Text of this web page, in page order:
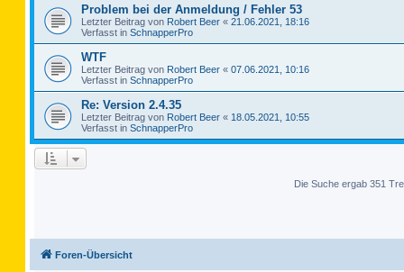
Problem bei der Anmeldung / Fehler 53
Letzter Beitrag von Robert Beer « 21.06.2021, 18:16
Verfasst in SchnapperPro
WTF
Letzter Beitrag von Robert Beer « 07.06.2021, 10:16
Verfasst in SchnapperPro
Re: Version 2.4.35
Letzter Beitrag von Robert Beer « 18.05.2021, 10:55
Verfasst in SchnapperPro
Die Suche ergab 351
Foren-Übersicht